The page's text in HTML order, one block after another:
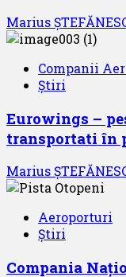
Marius
Companii
Știri
Eurowings –
transportati în
Marius
Aeroporturi
Știri
Compania